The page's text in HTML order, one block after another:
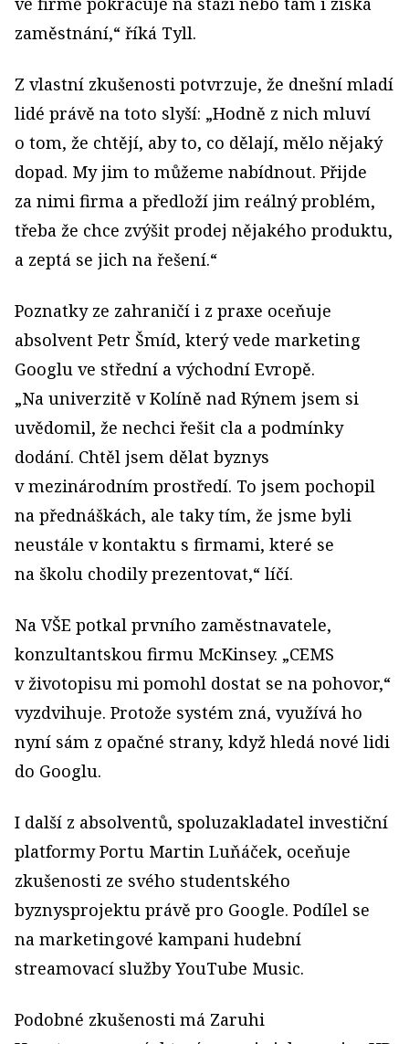
zaměstnání,“ říká Tyll.
Z vlastní zkušenosti potvrzuje, že dnešní mladí
lidé právě na toto slyší: „Hodně z nich mluví
o tom, že chtějí, aby to, co dělají, mělo nějaký
dopad. My jim to můžeme nabídnout. Přijde
za nimi firma a předloží jim reálný problém,
třeba že chce zvýšit prodej nějakého produktu,
a zeptá se jich na řešení.“
Poznatky ze zahraničí i z praxe oceňuje
absolvent Petr Šmíd, který vede marketing
Googlu ve střední a východní Evropě.
„Na univerzitě v Kolíně nad Rýnem jsem si
uvědomil, že nechci řešit cla a podmínky
dodání. Chtěl jsem dělat byznys
v mezinárodním prostředí. To jsem pochopil
na přednáškách, ale taky tím, že jsme byli
neustále v kontaktu s firmami, které se
na školu chodily prezentovat,“ líčí.
Na VŠE potkal prvního zaměstnavatele,
konzultantskou firmu McKinsey. „CEMS
v životopisu mi pomohl dostat se na pohovor,“
vyzdvihuje. Protože systém zná, využívá ho
nyní sám z opačné strany, když hledá nové lidi
do Googlu.
I další z absolventů, spoluzakladatel investiční
platformy Portu Martin Luňáček, oceňuje
zkušenosti ze svého studentského
byznysprojektu právě pro Google. Podílel se
na marketingové kampani hudební
streamovací služby YouTube Music.
Podobné zkušenosti má Zaruhi